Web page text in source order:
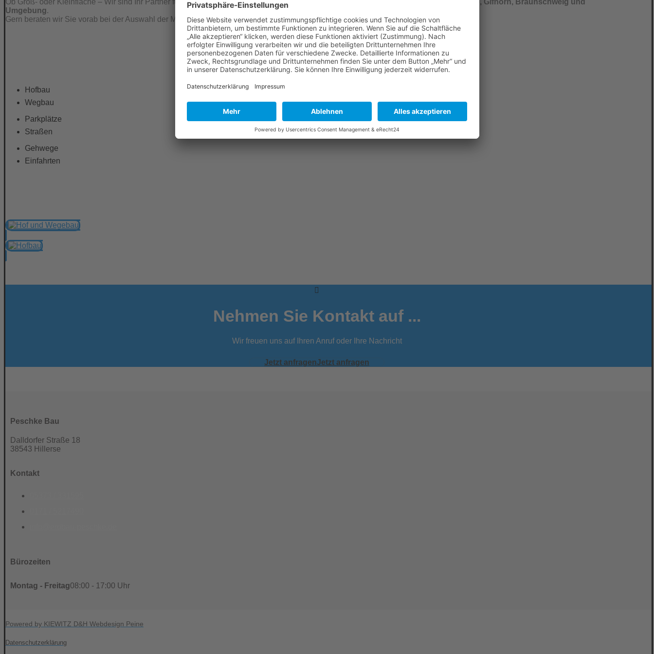
Ob Groß- oder Kleinfläche – Wir sind Ihr Partner für denHof- und Wegebausowie für
Steinsetz- und Pflasterarbeiten im Raum Hillerse, Gifhorn, Braunschweig und
Umgebung.
Gern beraten wir Sie vorab bei der Auswahl der Materialien und der Gestaltung. Wir realisieren Ihre Wünsche und Ideen.
Hofbau
Wegbau
Parkplätze
Straßen
Gehwege
Einfahrten
Nehmen Sie Kontakt auf ...
Wir freuen uns auf Ihren Anruf oder Ihre Nachricht
Jetzt anfragenJetzt anfragen
Peschke Bau
Dalldorfer Straße 18
38543 Hillerse
Kontakt
Bürozeiten
Montag - Freitag08:00 - 17:00 Uhr
Powered by KIEWITZ D&H Webdesign Peine
Datenschutzerklärung